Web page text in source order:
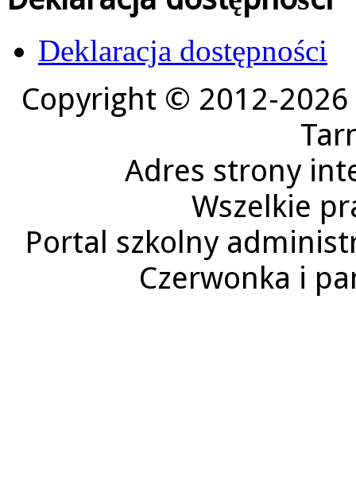
Deklaracja dostępności
Copyright © 2012-2026
Adres strony
Wszelkie
Portal szkolny
Czerwonka i